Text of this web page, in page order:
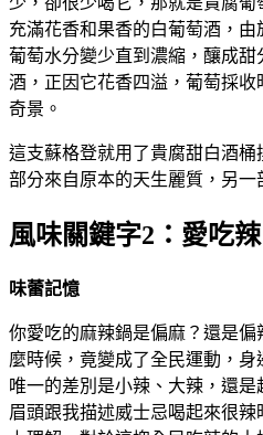
充滿花香和果香的白葡萄酒，
葡萄水分變少直到濃縮，釀成
酒，正因它花香四溢，葡萄採
奇景。
這支蘇格登就用了貴腐甜白酒
部分來自原本的天生麗質，另一
風味關鍵字2：愛吃辣
味蕾記憶
你愛吃的麻辣鍋是偏麻？還是
麼時候，竟變成了全民運動，身
唯一的差別是小辣、大辣，還
眉頭跟我描述威士忌喝起來很